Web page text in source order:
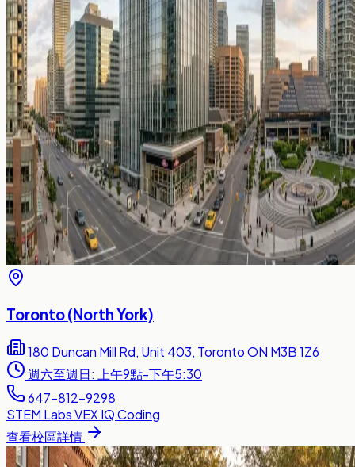
Toronto (North York)
180 Duncan Mill Rd, Unit 403, Toronto ON M3B 1Z6
週六至週日: 上午9點-下午5:30
647-812-9298
STEM LabsVEX IQCoding
查看校區詳情